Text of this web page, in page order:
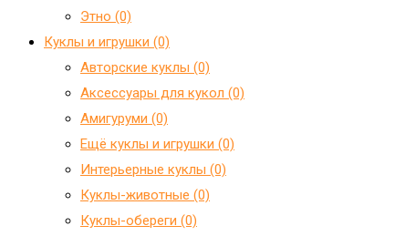
Этно (0)
Куклы и игрушки (0)
Авторские куклы (0)
Аксессуары для кукол (0)
Амигуруми (0)
Ещё куклы и игрушки (0)
Интерьерные куклы (0)
Куклы-животные (0)
Куклы-обереги (0)